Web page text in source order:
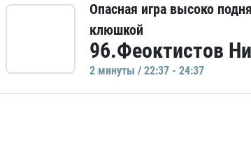
Опасная игра высоко
клюшкой
96.Феоктистов
2 минуты / 22:37 - 24:37